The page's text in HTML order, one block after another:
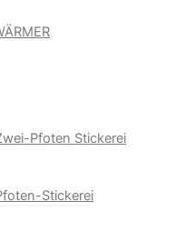
Pfoten Stickerei
Stickerei